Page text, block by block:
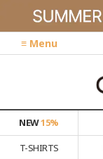
≡ Menu
NEW15%
T-SHIRTS